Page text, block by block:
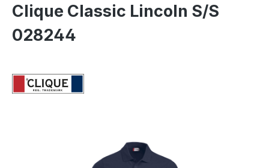
Clique Classic Lincoln S/S
028244
Bildergalerie überspringen